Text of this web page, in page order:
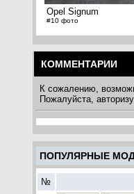
Opel Signum
#10 фото
КОММЕНТАРИИ
К сожалению,
Пожалуйста,
ПОПУЛЯРНЫЕ
№